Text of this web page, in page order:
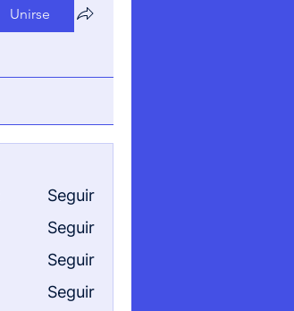
Unirse
Seguir
Seguir
Seguir
Seguir